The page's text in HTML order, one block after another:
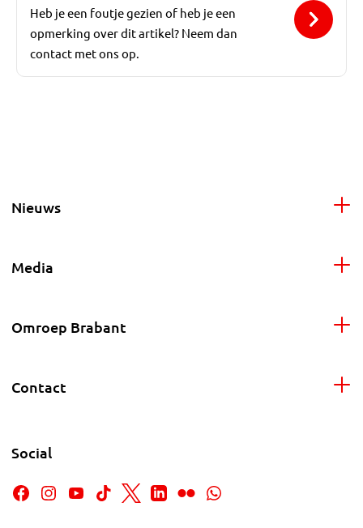
Heb je een foutje gezien of heb je een
opmerking over dit artikel? Neem dan
contact met ons op.
Nieuws
Media
Omroep Brabant
Contact
Social